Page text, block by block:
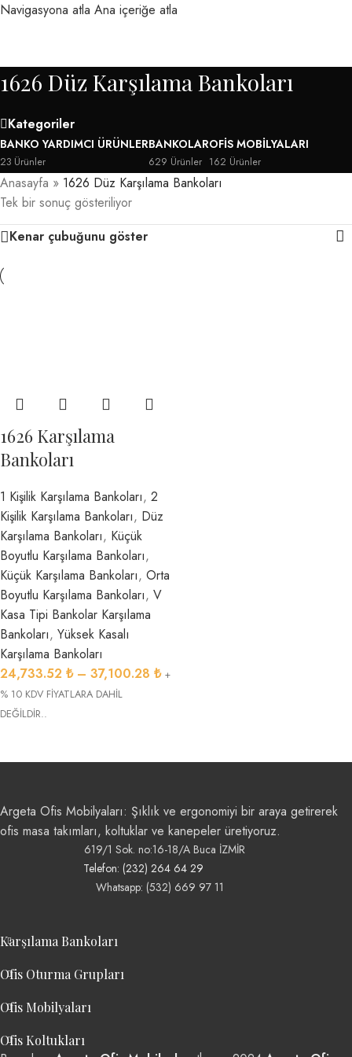
Navigasyona atla Ana içeriğe atla
1626 Düz Karşılama Bankoları
Kategoriler
BANKO YARDIMCI ÜRÜNLER
23 Ürünler
BANKOLAR
629 Ürünler
OFIS MOBILYALARI
162 Ürünler
Anasayfa » 1626 Düz Karşılama Bankoları
Tek bir sonuç gösteriliyor
Kenar çubuğunu göster
1626 Karşılama
Bankoları
1 Kişilik Karşılama Bankoları, 2
Kişilik Karşılama Bankoları, Düz
Karşılama Bankoları, Küçük
Boyutlu Karşılama Bankoları,
Küçük Karşılama Bankoları, Orta
Boyutlu Karşılama Bankoları, V
Kasa Tipi Bankolar Karşılama
Bankoları, Yüksek Kasalı
Karşılama Bankoları
24,733.52 ₺ – 37,100.28 ₺ +
% 10 KDV FİYATLARA DAHİL
DEĞİLDİR..
Argeta Ofis Mobilyaları: Şıklık ve ergonomiyi bir araya getirerek
ofis masa takımları, koltuklar ve kanepeler üretiyoruz.
619/1 Sok. no:16-18/A Buca İZMİR
Telefon: (232) 264 64 29
Whatsapp: (532) 669 97 11
Karşılama Bankoları
Ofis Oturma Grupları
Ofis Mobilyaları
Ofis Koltukları